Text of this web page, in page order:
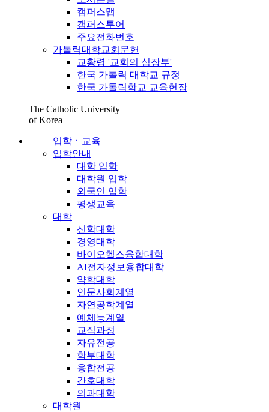
캠퍼스맵
캠퍼스투어
주요전화번호
가톨릭대학교회문헌
교황령 '교회의 심장부'
한국 가톨릭 대학교 규정
한국 가톨릭학교 교육헌장
The Catholic University
of Korea
입학ㆍ교육
입학안내
대학 입학
대학원 입학
외국인 입학
평생교육
대학
신학대학
경영대학
바이오헬스융합대학
AI전자정보융합대학
약학대학
인문사회계열
자연공학계열
예체능계열
교직과정
자유전공
학부대학
융합전공
간호대학
의과대학
대학원